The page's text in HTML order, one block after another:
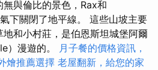
與倫比的景色，Rax和
下關閉了地平線。 這些山坡主要
和小村莊，是伯恩斯坦城堡阿爾
）漫遊的。 月子餐的價格資訊，
燴推薦選擇 老屋翻新，給您的家